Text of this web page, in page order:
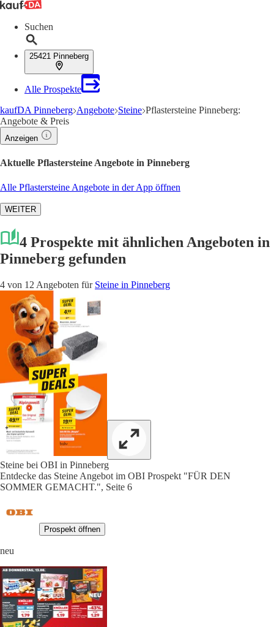
Suchen
25421 Pinneberg
Alle Prospekte
kaufDA Pinneberg Angebote Steine Pflastersteine Pinneberg:
Angebote & Preis
Anzeigen
Aktuelle Pflastersteine Angebote in Pinneberg
Alle Pflastersteine Angebote in der App öffnen
WEITER
4 Prospekte mit ähnlichen Angeboten in
Pinneberg gefunden
4 von 12 Angeboten für Steine in Pinneberg
Steine bei OBI in Pinneberg
Entdecke das Steine Angebot im OBI Prospekt "FÜR DEN
SOMMER GEMACHT.", Seite 6
Prospekt öffnen
neu